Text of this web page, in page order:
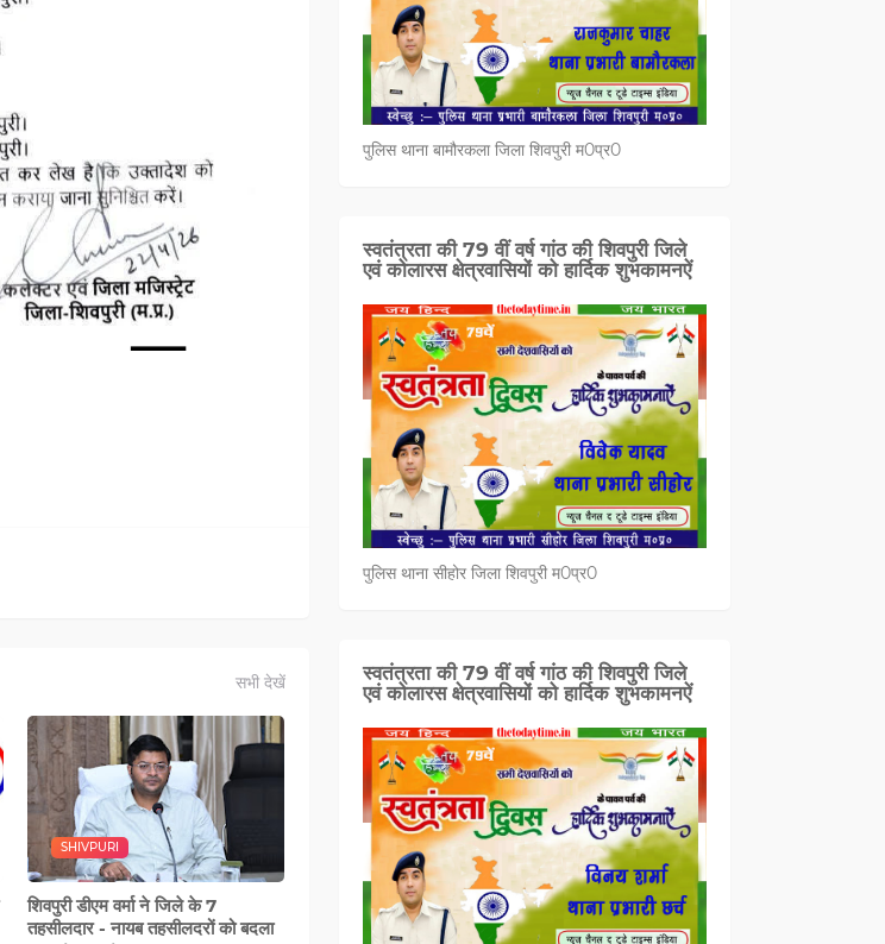
सभी देखें
SHIVPURI
शिवपुरी डीएम वर्मा ने जिले के 7
तहसीलदार - नायब तहसीलदरों को बदला
पुलिस थाना बामौरकला जिला शिवपुरी म0प्र0
स्वतंत्रता की 79 वीं वर्ष गांठ की शिवपुरी जिले
एवं कोलारस क्षेत्रवासियों को हार्दिक शुभकामनऐं
पुलिस थाना सीहोर जिला शिवपुरी म0प्र0
स्वतंत्रता की 79 वीं वर्ष गांठ की शिवपुरी जिले
एवं कोलारस क्षेत्रवासियों को हार्दिक शुभकामनऐं